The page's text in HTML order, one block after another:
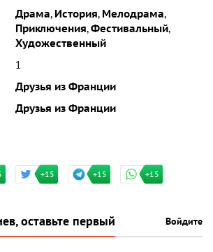
Драма, История, Мелодрама,
Приключения,Фестивальный,
Художественный
1
Друзья из Франции
Друзья из Франции
+15 +15 +15
оставьте первый Войдите